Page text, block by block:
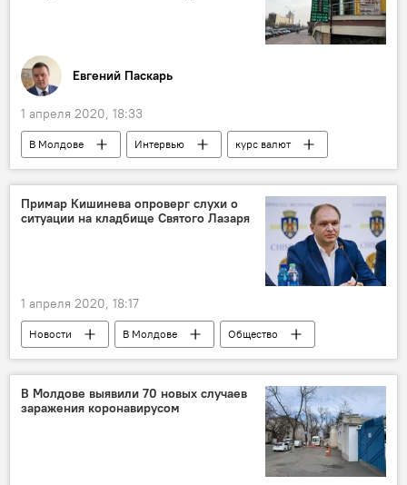
Евгений Паскарь
1 апреля 2020, 18:33
В Молдове Интервью
курс валют
курс валюты
курс валют сегодня
курс валют в Молдове
молдавский лей
рубль
доллар евро
Примар Кишинева опроверг слухи о
ситуации на кладбище Святого Лазаря
1 апреля 2020, 18:17
Новости В Молдове Общество
В Молдове выявили 70 новых случаев
заражения коронавирусом